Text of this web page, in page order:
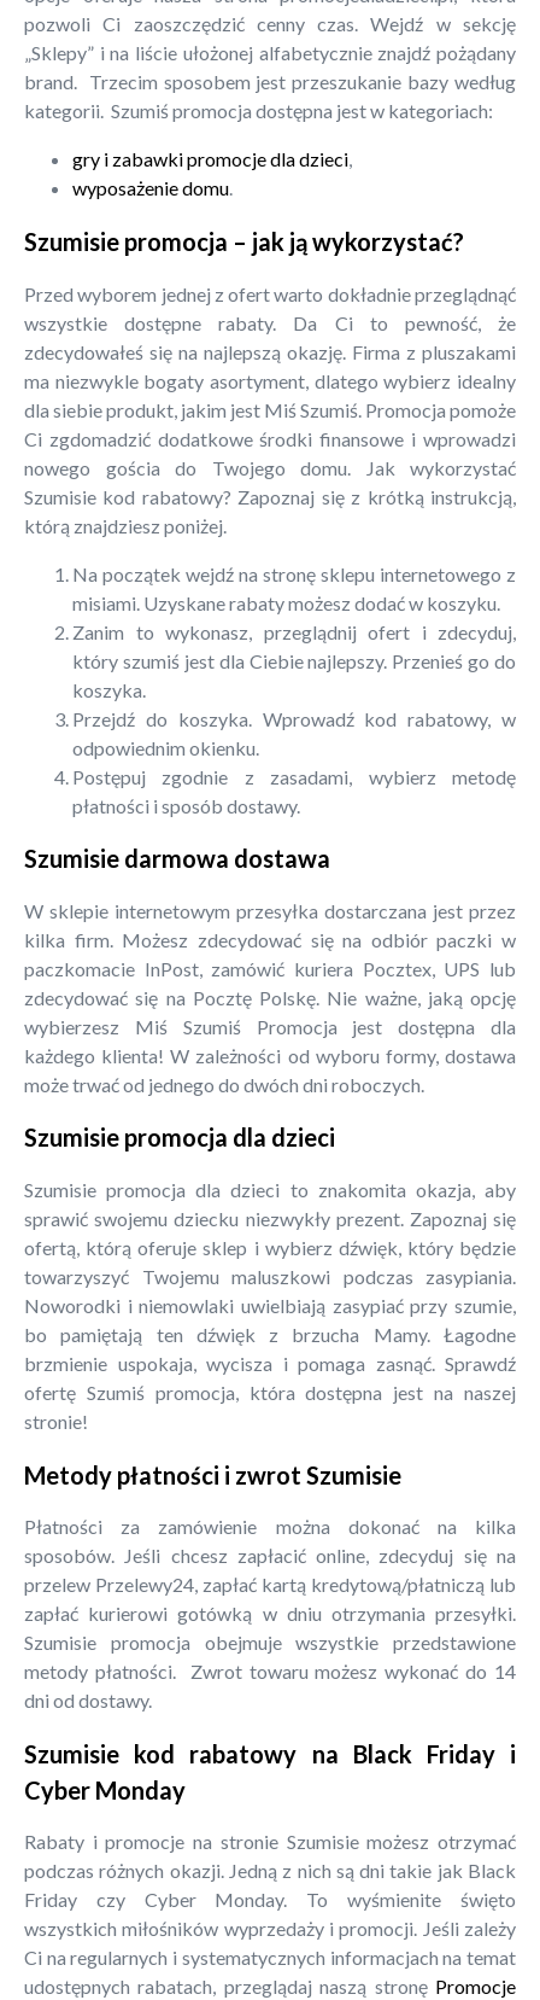
pozwoli Ci zaoszczędzić cenny czas. Wejdź w sekcję
„Sklepy” i na liście ułożonej alfabetycznie znajdź pożądany
brand. Trzecim sposobem jest przeszukanie bazy według
kategorii. Szumiś promocja dostępna jest w kategoriach:
gry i zabawki promocje dla dzieci,
wyposażenie domu.
Szumisie promocja – jak ją wykorzystać?
Przed wyborem jednej z ofert warto dokładnie przeglądnąć
wszystkie dostępne rabaty. Da Ci to pewność, że
zdecydowałeś się na najlepszą okazję. Firma z pluszakami
ma niezwykle bogaty asortyment, dlatego wybierz idealny
dla siebie produkt, jakim jest Miś Szumiś. Promocja pomoże
Ci zgdomadzić dodatkowe środki finansowe i wprowadzi
nowego gościa do Twojego domu. Jak wykorzystać
Szumisie kod rabatowy? Zapoznaj się z krótką instrukcją,
którą znajdziesz poniżej.
Na początek wejdź na stronę sklepu internetowego z
misiami. Uzyskane rabaty możesz dodać w koszyku.
Zanim to wykonasz, przeglądnij ofert i zdecyduj,
który szumiś jest dla Ciebie najlepszy. Przenieś go do
koszyka.
Przejdź do koszyka. Wprowadź kod rabatowy, w
odpowiednim okienku.
Postępuj zgodnie z zasadami, wybierz metodę
płatności i sposób dostawy.
Szumisie darmowa dostawa
W sklepie internetowym przesyłka dostarczana jest przez
kilka firm. Możesz zdecydować się na odbiór paczki w
paczkomacie InPost, zamówić kuriera Pocztex, UPS lub
zdecydować się na Pocztę Polskę. Nie ważne, jaką opcję
wybierzesz Miś Szumiś Promocja jest dostępna dla
każdego klienta! W zależności od wyboru formy, dostawa
może trwać od jednego do dwóch dni roboczych.
Szumisie promocja dla dzieci
Szumisie promocja dla dzieci to znakomita okazja, aby
sprawić swojemu dziecku niezwykły prezent. Zapoznaj się
ofertą, którą oferuje sklep i wybierz dźwięk, który będzie
towarzyszyć Twojemu maluszkowi podczas zasypiania.
Noworodki i niemowlaki uwielbiają zasypiać przy szumie,
bo pamiętają ten dźwięk z brzucha Mamy. Łagodne
brzmienie uspokaja, wycisza i pomaga zasnąć. Sprawdź
ofertę Szumiś promocja, która dostępna jest na naszej
stronie!
Metody płatności i zwrot Szumisie
Płatności za zamówienie można dokonać na kilka
sposobów. Jeśli chcesz zapłacić online, zdecyduj się na
przelew Przelewy24, zapłać kartą kredytową/płatniczą lub
zapłać kurierowi gotówką w dniu otrzymania przesyłki.
Szumisie promocja obejmuje wszystkie przedstawione
metody płatności. Zwrot towaru możesz wykonać do 14
dni od dostawy.
Szumisie kod rabatowy na Black Friday i
Cyber Monday
Rabaty i promocje na stronie Szumisie możesz otrzymać
podczas różnych okazji. Jedną z nich są dni takie jak Black
Friday czy Cyber Monday. To wyśmienite święto
wszystkich miłośników wyprzedaży i promocji. Jeśli zależy
Ci na regularnych i systematycznych informacjach na temat
udostępnych rabatach, przeglądaj naszą stronę Promocje